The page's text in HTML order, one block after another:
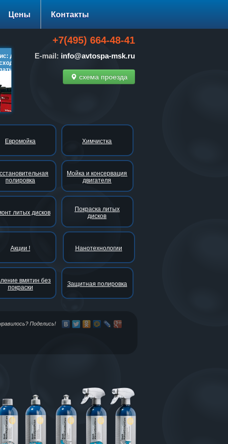
Цены Контакты
+7(495) 664-48-41
E-mail: info@avtospa-msk.ru
схема проезда
диагностики ходовой
развала
Нано-технологии: 30-100%
Евромойка Химчистка
полировка
Мойка и консервация
двигателя
литых дисков
Покраска литых
дисков
Акции ! Нанотехнологии
вмятин без
покраски
Защитная полировка
Поделись!